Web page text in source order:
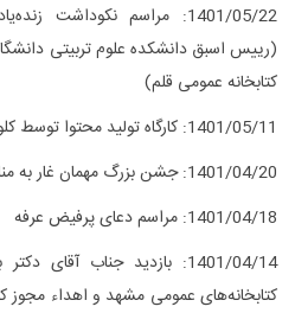
1401/05/22:
مراسم نکوداشت
(رییس اسبق دانشکده علوم تربیتی
کتابخانه عمومی قلم)
1401/05/11: کارگاه تولید محتوا توسط کلوپ نویسندگی قلم
1401/04/20: جشن بزرگ مهمان غار به مناسبت عید سعید غدیر
1401/04/18: مراسم دعای پرفیض عرفه
1401/04/14: بازدید جناب
کتابخانه‌های عمومی مشهد و اهداء مجوز